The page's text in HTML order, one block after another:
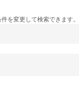
を変更して検索できます。